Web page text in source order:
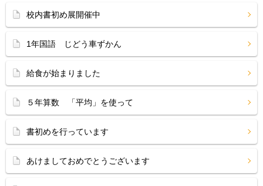
校内書初め展開催中
1年国語 じどう車ずかん
給食が始まりました
５年算数 「平均」を使って
書初めを行っています
あけましておめでとうございます